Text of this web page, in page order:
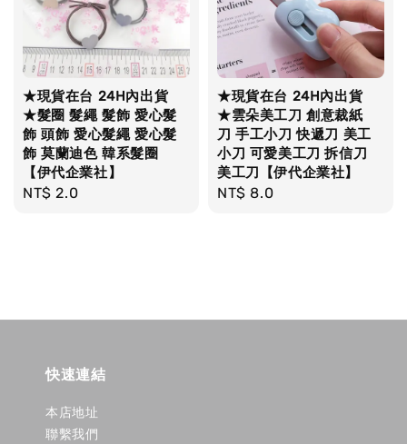
★現貨在台 24H內出貨
★髮圈 髮繩 髮飾 愛心髮
飾 頭飾 愛心髮繩 愛心髮
飾 莫蘭迪色 韓系髮圈
【伊代企業社】
Regular
NT$ 2.0
★現貨在台 24H內出貨
★雲朵美工刀 創意裁紙
刀 手工小刀 快遞刀 美工
小刀 可愛美工刀 拆信刀
美工刀【伊代企業社】
Regular
NT$ 8.0
快速連結
本店地址
聯繫我們